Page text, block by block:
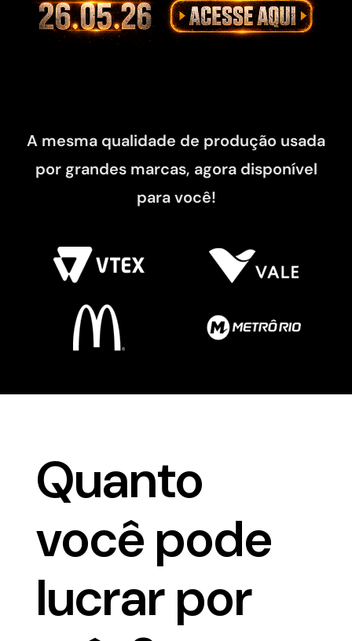
A mesma qualidade de produção usada
por grandes marcas, agora disponível
para você!